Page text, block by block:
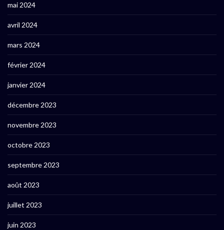
mai 2024
avril 2024
mars 2024
février 2024
janvier 2024
décembre 2023
novembre 2023
octobre 2023
septembre 2023
août 2023
juillet 2023
juin 2023